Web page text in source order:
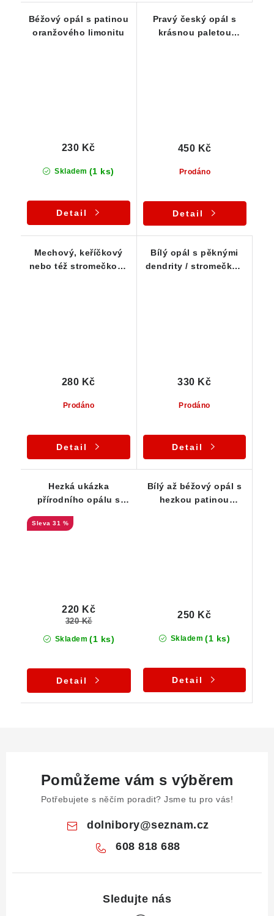
Béžový opál s patinou
oranžového limonitu
Skladem (1 ks)
230 Kč
Detail
Pravý český opál s
krásnou paletou
Prodáno
450 Kč
Detail
Mechový, keříčkový
nebo též stromečkový
Prodáno
280 Kč
Detail
Bílý opál s pěknými
dendrity / stromečky -
Prodáno
330 Kč
Detail
Hezká ukázka
přírodního opálu s
zbarvením
31 %
Skladem (1 ks)
220 Kč
320 Kč
Detail
Bílý až béžový opál s
hezkou patinou
Skladem (1 ks)
250 Kč
Detail
Pomůžeme vám s výběrem
Potřebujete s něčím poradit? Jsme tu pro vás!
dolnibory@seznam.cz
608 818 688